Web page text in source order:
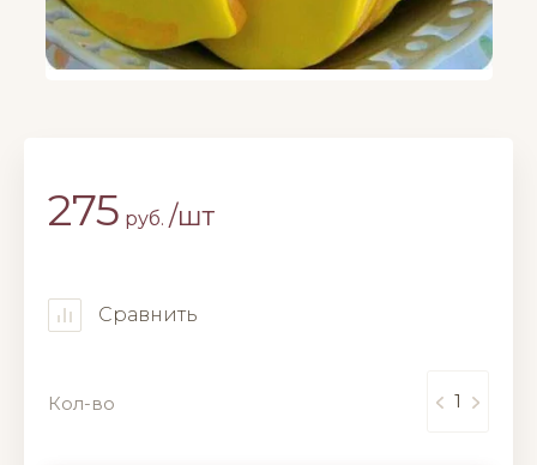
275 руб. /шт
Сравнить
Кол-во